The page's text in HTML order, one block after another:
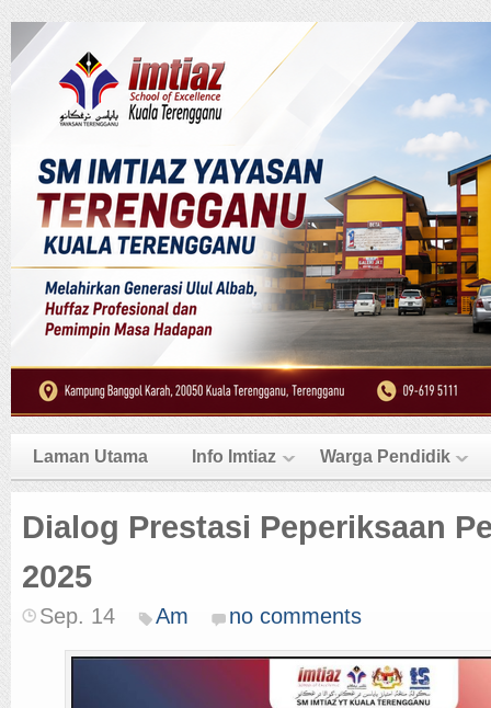
Laman Utama Info Imtiaz Warga Pendidik
Dialog Prestasi Peperiksaan
2025
Sep. 14 Am no comments